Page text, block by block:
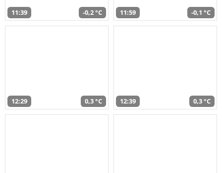
11:39 -0,2 °C 11:59 -0,1 °C
12:29 0,3 °C 12:39 0,3 °C